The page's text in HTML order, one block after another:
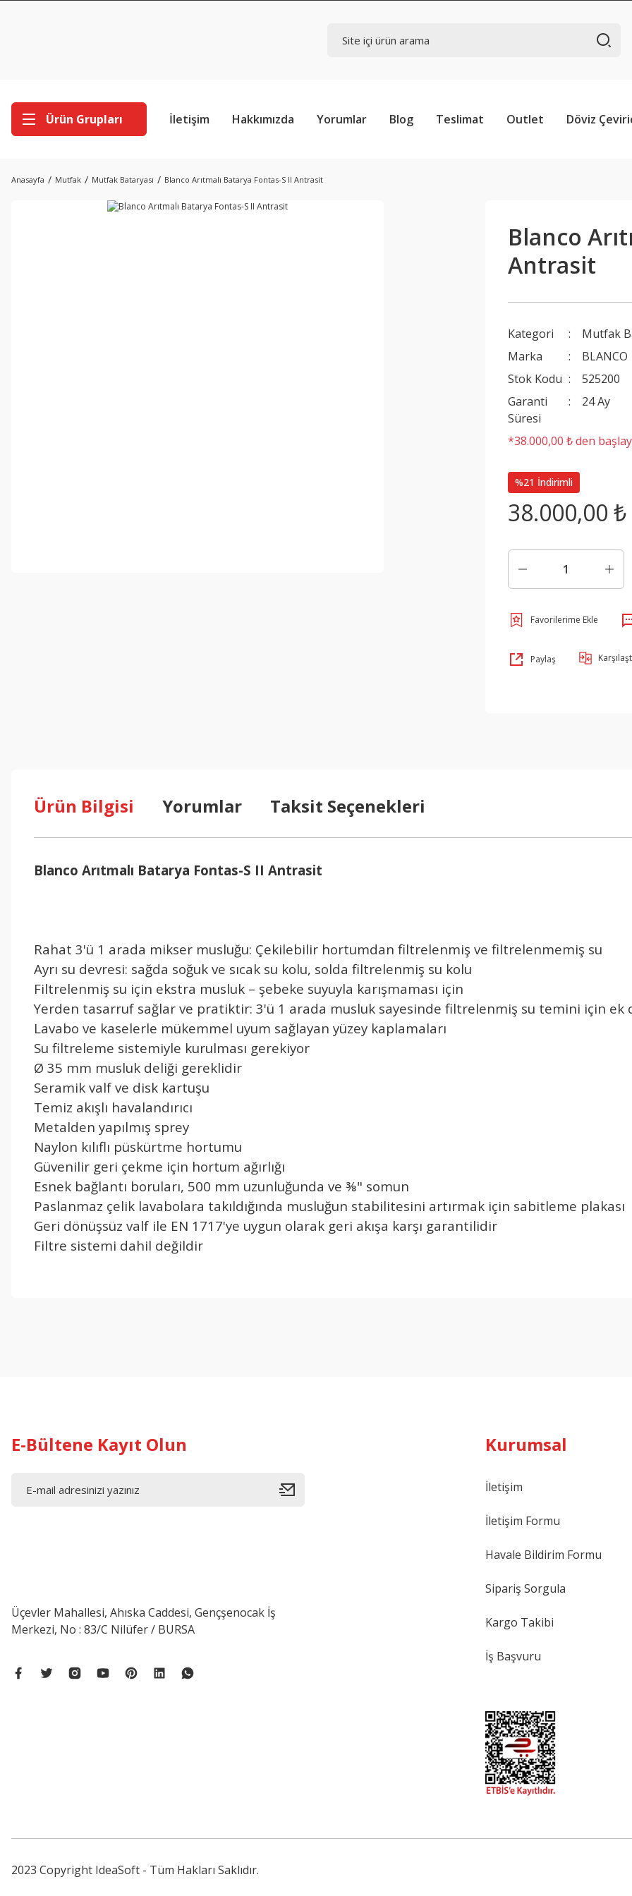
Ürün Grupları İletişim Hakkımızda Yorumlar Blog Teslimat Outlet Döviz
Anasayfa Mutfak Mutfak Bataryası Blanco Arıtmalı Batarya Fontas-S II Antrasit
Blanco
Antrasit
Kategori
Mutfak
Marka
BLANCO
Stok Kodu
525200
Garanti
Süresi
24 Ay
*38.000,00 ₺ den
%21 İndirimli
38.000,00 ₺
Paylaş
Ürün Bilgisi Yorumlar Taksit Seçenekleri
Blanco Arıtmalı Batarya Fontas-S II Antrasit
Rahat 3'ü 1 arada mikser musluğu: Çekilebilir hortumdan filtrelenmiş ve filtrelenmemiş su
Ayrı su devresi: sağda soğuk ve sıcak su kolu, solda filtrelenmiş su kolu
Filtrelenmiş su için ekstra musluk – şebeke suyuyla karışmaması için
Yerden tasarruf sağlar ve pratiktir: 3'ü 1 arada musluk sayesinde filtrelenmiş su temini için ek
Lavabo ve kaselerle mükemmel uyum sağlayan yüzey kaplamaları
Su filtreleme sistemiyle kurulması gerekiyor
Ø 35 mm musluk deliği gereklidir
Seramik valf ve disk kartuşu
Temiz akışlı havalandırıcı
Metalden yapılmış sprey
Naylon kılıflı püskürtme hortumu
Güvenilir geri çekme için hortum ağırlığı
Esnek bağlantı boruları, 500 mm uzunluğunda ve ⅜" somun
Paslanmaz çelik lavabolara takıldığında musluğun stabilitesini artırmak için sabitleme plakası
Geri dönüşsüz valf ile EN 1717'ye uygun olarak geri akışa karşı garantilidir
Filtre sistemi dahil değildir
E-Bültene Kayıt Olun
Üçevler Mahallesi, Ahıska Caddesi, Gençşenocak İş
Merkezi, No : 83/C Nilüfer / BURSA
Kurumsal
İletişim
İletişim Formu
Havale Bildirim Formu
Sipariş Sorgula
Kargo Takibi
İş Başvuru
2023 Copyright IdeaSoft - Tüm Hakları Saklıdır.